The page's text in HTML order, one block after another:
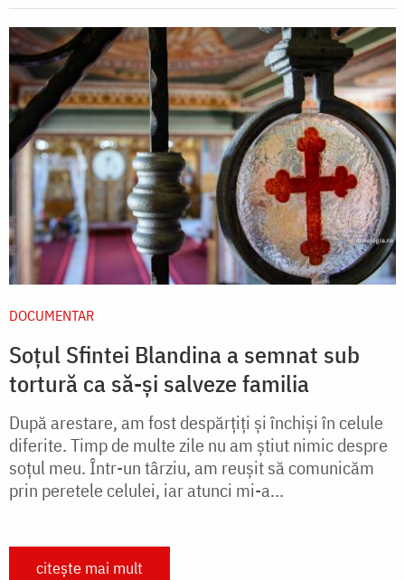
DOCUMENTAR
Soțul Sfintei Blandina a semnat sub
tortură ca să-și salveze familia
După arestare, am fost despărţiţi şi închişi în celule
diferite. Timp de multe zile nu am ştiut nimic despre
soţul meu. Într-un târziu, am reuşit să comunicăm
prin peretele celulei, iar atunci mi-a...
citește mai mult